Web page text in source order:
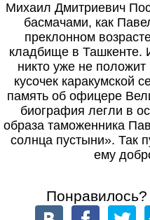
Михаил Дмитриевич
басмачами, как
преклонном
кладбище в Ташкенте.
никто уже не
кусочек каракумской
память об офицере
биография легли в
образа таможенника
солнца пустыни». Так
ему